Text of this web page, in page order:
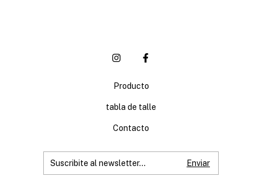
Producto
tabla de talle
Contacto